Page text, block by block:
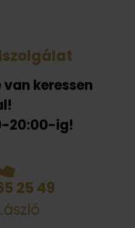
keressen
20:00-ig!
25 49